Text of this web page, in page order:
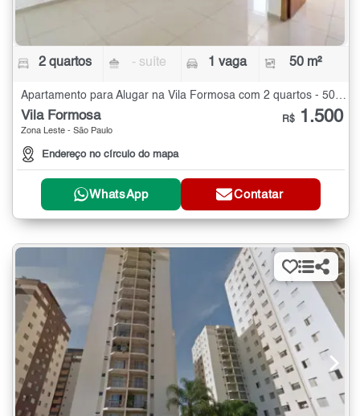
2 quartos - suíte 1 vaga 50 m²
Apartamento para Alugar na Vila Formosa com 2 quartos - 50 m²
Vila Formosa
Zona Leste - São Paulo
Endereço no círculo do mapa
R$ 1.500
WhatsApp Contatar